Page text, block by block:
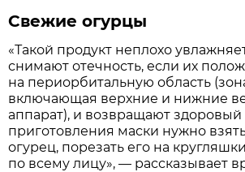
Свежие огурцы
«Такой продукт неплохо
снимают отечность, если их
на периорбитальную область
включающая верхние и нижние
аппарат), и возвращают здоровый
приготовления маски нужно
огурец, порезать его на
по всему лицу», — рассказывает